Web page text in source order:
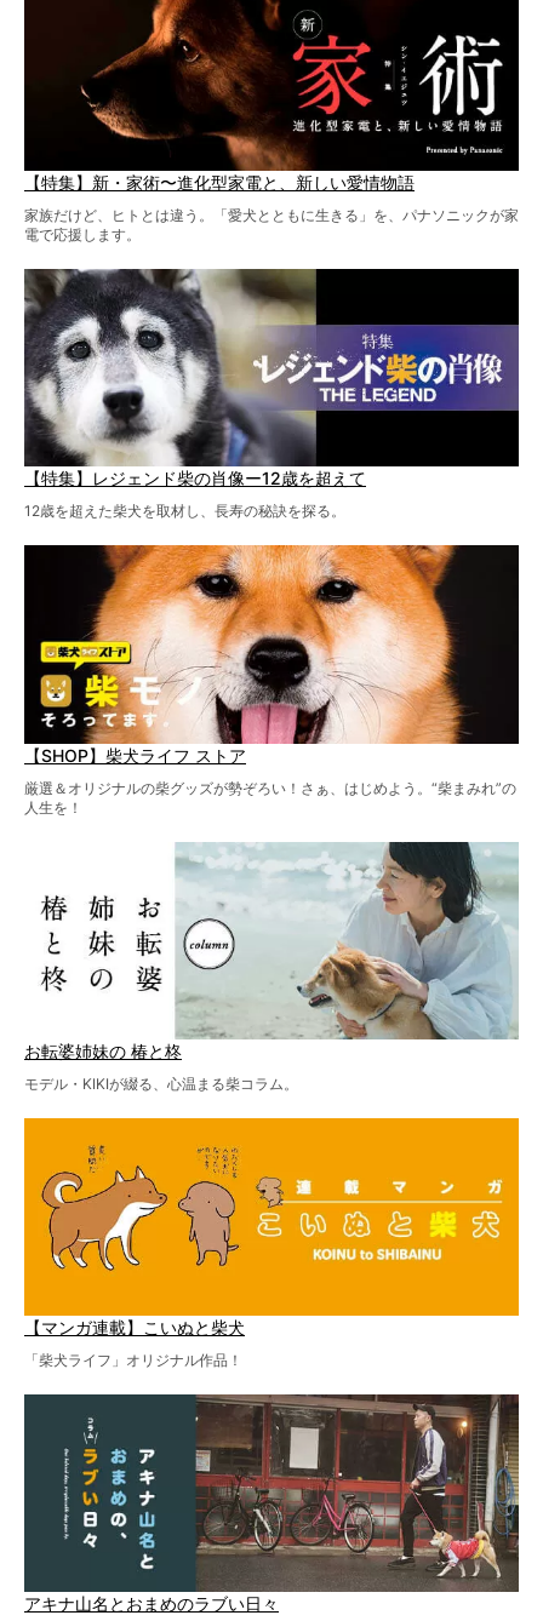
【特集】新・家術〜進化型家電と、新しい愛情物語
家族だけど、ヒトとは違う。「愛犬とともに生きる」を、パナソニックが家
電で応援します。
【特集】レジェンド柴の肖像ー12歳を超えて
12歳を超えた柴犬を取材し、長寿の秘訣を探る。
【SHOP】柴犬ライフ ストア
厳選＆オリジナルの柴グッズが勢ぞろい！さぁ、はじめよう。“柴まみれ”の
人生を！
お転婆姉妹の 椿と柊
モデル・KIKIが綴る、心温まる柴コラム。
【マンガ連載】こいぬと柴犬
「柴犬ライフ」オリジナル作品！
アキナ山名とおまめのラブい日々